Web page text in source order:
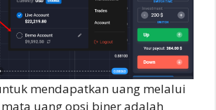
mendapatkan uang melalui
uang opsi biner adalah